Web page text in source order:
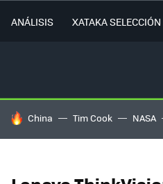
ANÁLISIS XATAKA SELECCIÓN
HOY SE HABLA DE
China Tim Cook NASA